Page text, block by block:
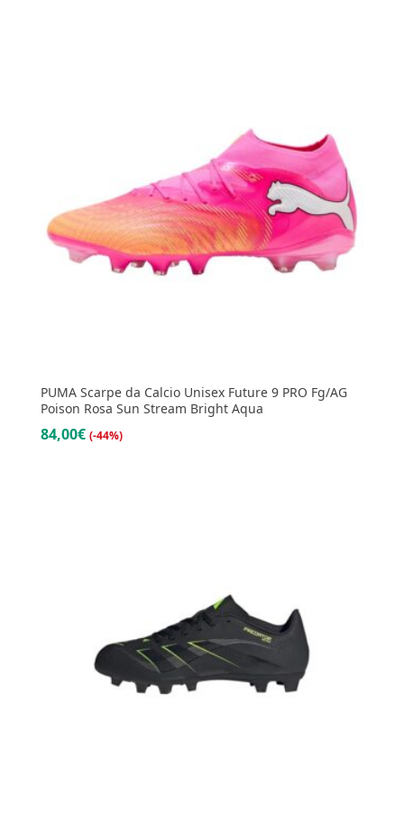
PUMA Scarpe da Calcio Unisex Future 9 PRO Fg/AG
Poison Rosa Sun Stream Bright Aqua
84,00€ (-44%)